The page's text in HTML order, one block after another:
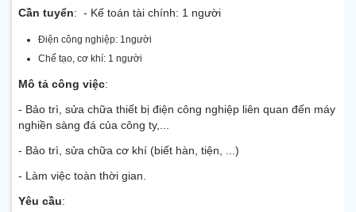
Cần tuyển: - Kế toán tài chính: 1 người
Điện công nghiệp: 1người
Chế tạo, cơ khí: 1 người
Mô tả công việc:
- Bảo trì, sửa chữa thiết bị điện công nghiệp liên quan đến máy
nghiền sàng đá của công ty,...
- Bảo trì, sửa chữa cơ khí (biết hàn, tiện, ...)
- Làm việc toàn thời gian.
Yêu cầu: